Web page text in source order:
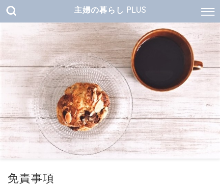
主婦の暮らし PLUS
免責事項